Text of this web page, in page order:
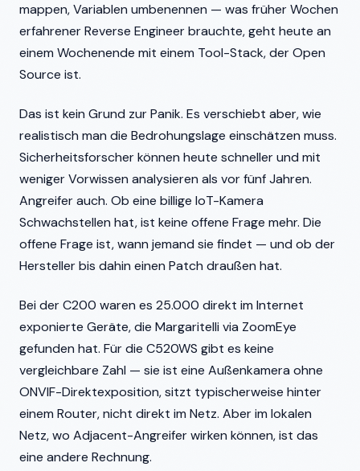
mappen, Variablen umbenennen — was früher Wochen
erfahrener Reverse Engineer brauchte, geht heute an
einem Wochenende mit einem Tool-Stack, der Open
Source ist.
Das ist kein Grund zur Panik. Es verschiebt aber, wie
realistisch man die Bedrohungslage einschätzen muss.
Sicherheitsforscher können heute schneller und mit
weniger Vorwissen analysieren als vor fünf Jahren.
Angreifer auch. Ob eine billige IoT-Kamera
Schwachstellen hat, ist keine offene Frage mehr. Die
offene Frage ist, wann jemand sie findet — und ob der
Hersteller bis dahin einen Patch draußen hat.
Bei der C200 waren es 25.000 direkt im Internet
exponierte Geräte, die Margaritelli via ZoomEye
gefunden hat. Für die C520WS gibt es keine
vergleichbare Zahl — sie ist eine Außenkamera ohne
ONVIF-Direktexposition, sitzt typischerweise hinter
einem Router, nicht direkt im Netz. Aber im lokalen
Netz, wo Adjacent-Angreifer wirken können, ist das
eine andere Rechnung.